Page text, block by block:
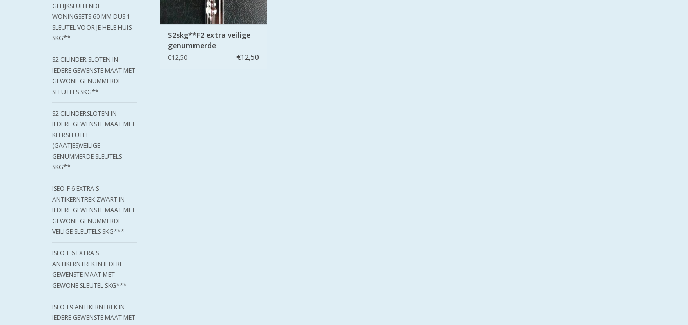
GELIJKSLUITENDE
WONINGSETS 60 MM DUS 1
SLEUTEL VOOR JE HELE HUIS
SKG**
S2 CILINDER SLOTEN IN
IEDERE GEWENSTE MAAT MET
GEWONE GENUMMERDE
SLEUTELS SKG**
S2 CILINDERSLOTEN IN
IEDERE GEWENSTE MAAT MET
KEERSLEUTEL
(GAATJES)VEILIGE
GENUMMERDE SLEUTELS
SKG**
ISEO F 6 EXTRA S
ANTIKERNTREK ZWART IN
IEDERE GEWENSTE MAAT MET
GEWONE GENUMMERDE
VEILIGE SLEUTELS SKG***
ISEO F 6 EXTRA S
ANTIKERNTREK IN IEDERE
GEWENSTE MAAT MET
GEWONE SLEUTEL SKG***
ISEO F9 ANTIKERNTREK IN
IEDERE GEWENSTE MAAT MET
S2skg**F2 extra veilige
genummerde
keersleutels
€12,50 €12,50